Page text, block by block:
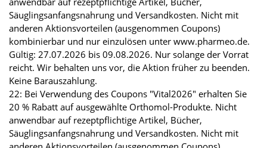
Säuglingsanfangsnahrung und Versandkosten. Nicht mit
anderen Aktionsvorteilen (ausgenommen Coupons)
kombinierbar und nur einzulösen unter www.pharmeo.de.
Gültig: 27.07.2026 bis 09.08.2026. Nur solange der Vorrat
reicht. Wir behalten uns vor, die Aktion früher zu beenden.
Keine Barauszahlung.
22: Bei Verwendung des Coupons "Vital2026" erhalten Sie
20 % Rabatt auf ausgewählte Orthomol-Produkte. Nicht
anwendbar auf rezeptpflichtige Artikel, Bücher,
Säuglingsanfangsnahrung und Versandkosten. Nicht mit